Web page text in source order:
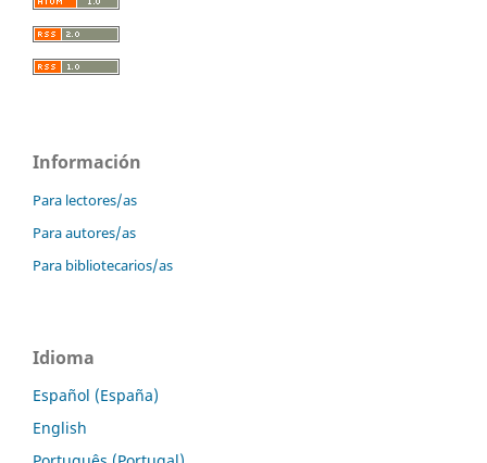
Información
Para lectores/as
Para autores/as
Para bibliotecarios/as
Idioma
Español (España)
English